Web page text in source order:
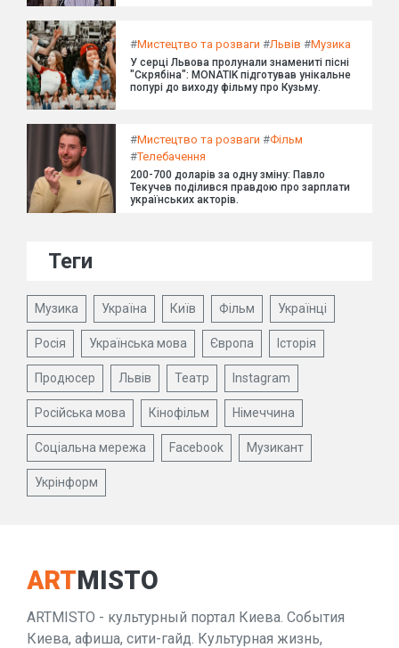
#Мистецтво та розваги #Львів #Музика
У серці Львова пролунали знамениті пісні
"Скрябіна": MONATIK підготував унікальне
попурі до виходу фільму про Кузьму.
#Мистецтво та розваги #Фільм
#Телебачення
200-700 доларів за одну зміну: Павло
Текучев поділився правдою про зарплати
українських акторів.
Теги
Музика Україна Київ Фільм Українці
Росія Українська мова Європа Історія
Продюсер Львів Театр Instagram
Російська мова Кінофільм Німеччина
Соціальна мережа Facebook Музикант
Укрінформ
ARTMISTO
ARTMISTO - культурный портал Киева. События
Киева, афиша, сити-гайд. Культурная жизнь,